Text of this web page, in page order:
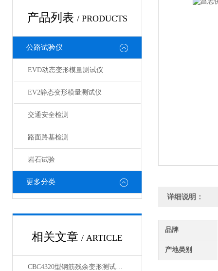
产品列表 / PRODUCTS
公路试验仪
EVD动态变形模量测试仪
EV2静态变形模量测试仪
交通安全检测
路面路基检测
岩石试验
更多分类
相关文章 / ARTICLE
CBC4320型钢筋残余变形测试仪产品展示
详细说明：
品牌
产地类别